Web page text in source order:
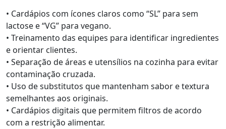
• Cardápios com ícones claros como “SL” para sem
lactose e “VG” para vegano.
• Treinamento das equipes para identificar ingredientes
e orientar clientes.
• Separação de áreas e utensílios na cozinha para evitar
contaminação cruzada.
• Uso de substitutos que mantenham sabor e textura
semelhantes aos originais.
• Cardápios digitais que permitem filtros de acordo
com a restrição alimentar.